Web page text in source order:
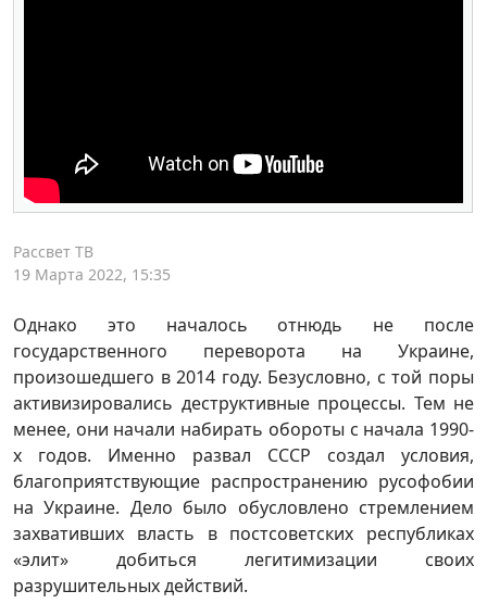
Рассвет ТВ
19 Марта 2022, 15:35
Однако это началось отнюдь не после
государственного переворота на Украине,
произошедшего в 2014 году. Безусловно, с той поры
активизировались деструктивные процессы. Тем не
менее, они начали набирать обороты с начала 1990-
х годов. Именно развал СССР создал условия,
благоприятствующие распространению русофобии
на Украине. Дело было обусловлено стремлением
захвативших власть в постсоветских республиках
«элит» добиться легитимизации своих
разрушительных действий.